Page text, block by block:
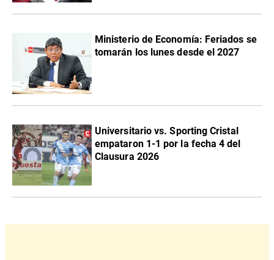
Ministerio de Economía: Feriados se
tomarán los lunes desde el 2027
Universitario vs. Sporting Cristal
empataron 1-1 por la fecha 4 del
Clausura 2026